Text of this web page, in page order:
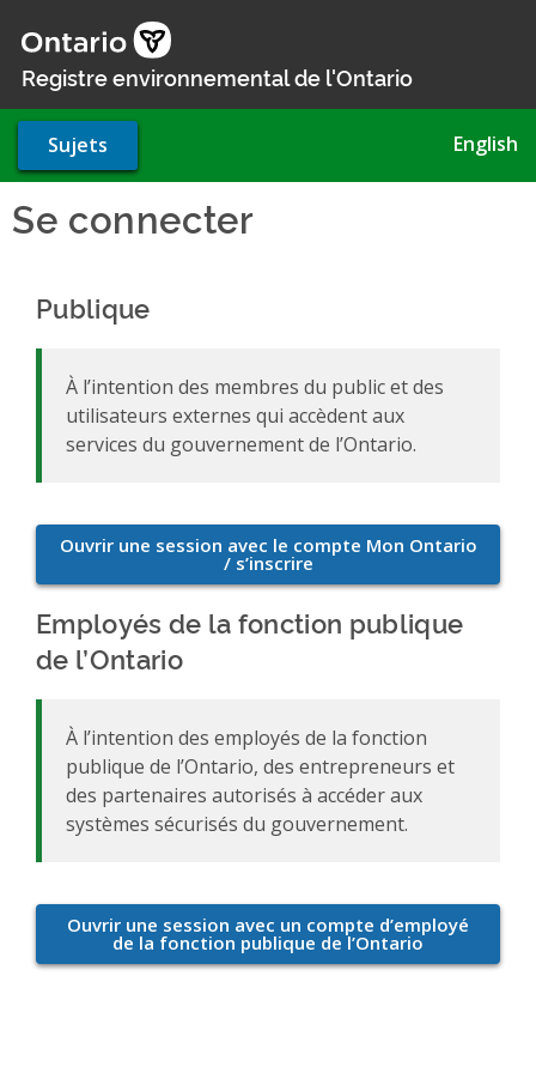
au
contenu
Registre environnemental de l'Ontario
Sujets English
Se connecter
Publique
À l’intention des membres du public et des
utilisateurs externes qui accèdent aux
services du gouvernement de l’Ontario.
Employés de la fonction publique
de l’Ontario
À l’intention des employés de la fonction
publique de l’Ontario, des entrepreneurs et
des partenaires autorisés à accéder aux
systèmes sécurisés du gouvernement.